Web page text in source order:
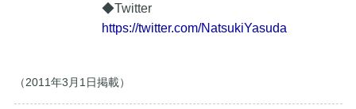
◆Twitter
https://twitter.com/NatsukiYasuda
（2011年3月1日掲載）